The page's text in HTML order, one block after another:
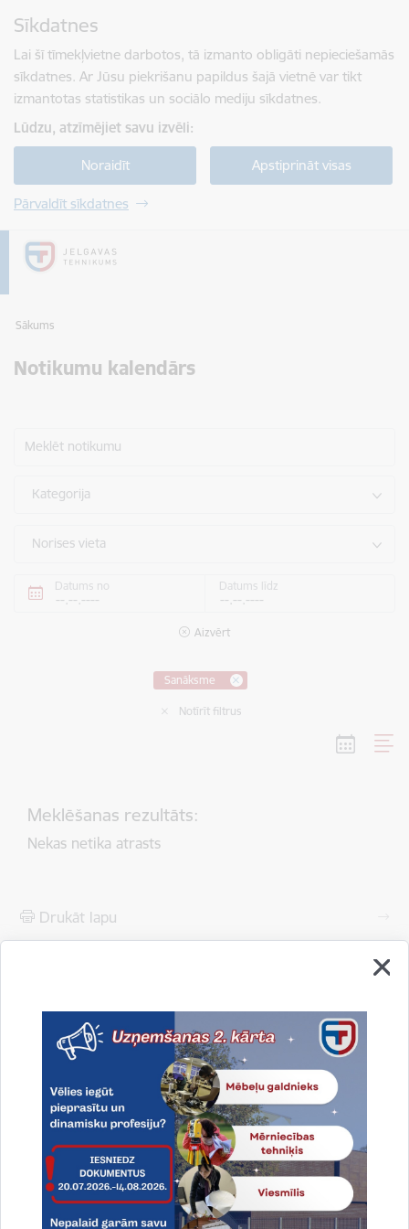
Sīkdatnes
Lai šī tīmekļvietne darbotos, tā izmanto obligāti nepieciešamās
sīkdatnes. Ar Jūsu piekrišanu papildus šajā vietnē var tikt
izmantotas statistikas un sociālo mediju sīkdatnes.
Lūdzu, atzīmējiet savu izvēli:
Noraidīt Apstiprināt visas
Pārvaldīt sīkdatnes
Sākums
Notikumu kalendārs
Meklēt notikumu
Kategorija
Norises vieta
Datums no Datums līdz
Aizvērt
Sanāksme
Notīrīt filtrus
Meklēšanas rezultāts:
Nekas netika atrasts
Drukāt lapu